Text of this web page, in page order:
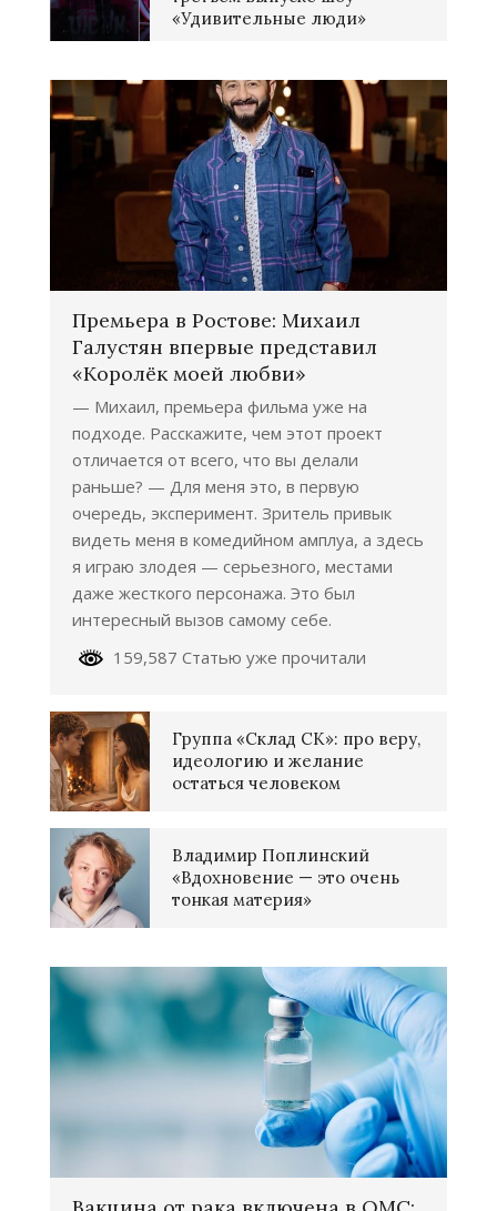
«Удивительные люди»
Премьера в Ростове: Михаил
Галустян впервые представил
«Королёк моей любви»
— Михаил, премьера фильма уже на
подходе. Расскажите, чем этот проект
отличается от всего, что вы делали
раньше? — Для меня это, в первую
очередь, эксперимент. Зритель привык
видеть меня в комедийном амплуа, а здесь
я играю злодея — серьезного, местами
даже жесткого персонажа. Это был
интересный вызов самому себе.
159,587 Статью уже прочитали
Группа «Склад СК»: про веру,
идеологию и желание
остаться человеком
Владимир Поплинский
«Вдохновение — это очень
тонкая материя»